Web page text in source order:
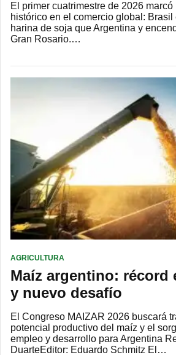
El primer cuatrimestre de 2026
histórico en el comercio global: Brasil
harina de soja que Argentina y
Gran Rosario.…
AGRICULTURA
Maíz argentino: récord
y nuevo desafío
El Congreso MAIZAR 2026 buscará
potencial productivo del maíz y el
empleo y desarrollo para Argentina
DuarteEditor: Eduardo Schmitz El…